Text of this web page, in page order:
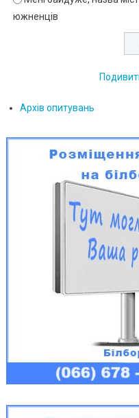
южненців
Архів опитувань